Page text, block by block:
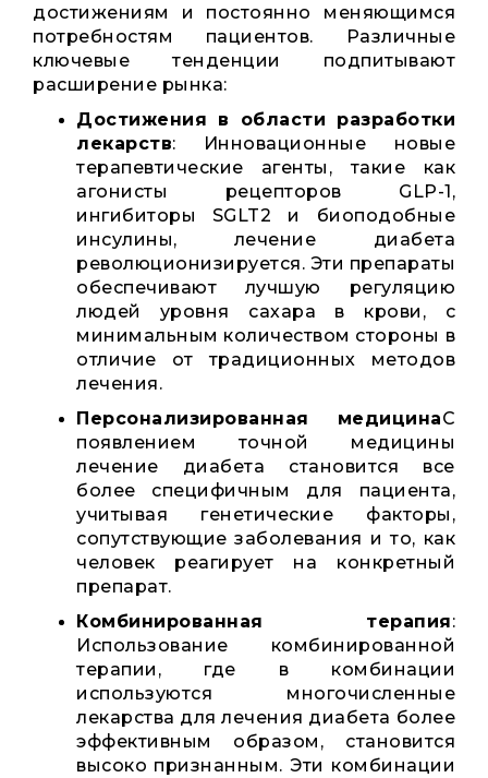
достижениям и постоянно меняющимся
потребностям пациентов. Различные
ключевые тенденции подпитывают
расширение рынка:
Достижения в области разработки
лекарств: Инновационные новые
терапевтические агенты, такие как
агонисты рецепторов GLP-1,
ингибиторы SGLT2 и биоподобные
инсулины, лечение диабета
революционизируется. Эти препараты
обеспечивают лучшую регуляцию
людей уровня сахара в крови, с
минимальным количеством стороны в
отличие от традиционных методов
лечения.
Персонализированная медицинаС
появлением точной медицины
лечение диабета становится все
более специфичным для пациента,
учитывая генетические факторы,
сопутствующие заболевания и то, как
человек реагирует на конкретный
препарат.
Комбинированная терапия:
Использование комбинированной
терапии, где в комбинации
используются многочисленные
лекарства для лечения диабета более
эффективным образом, становится
высоко признанным. Эти комбинации